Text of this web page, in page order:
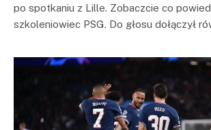
po spotkaniu z Lille. Zobaczcie co
szkoleniowiec PSG. Do głosu dołączył